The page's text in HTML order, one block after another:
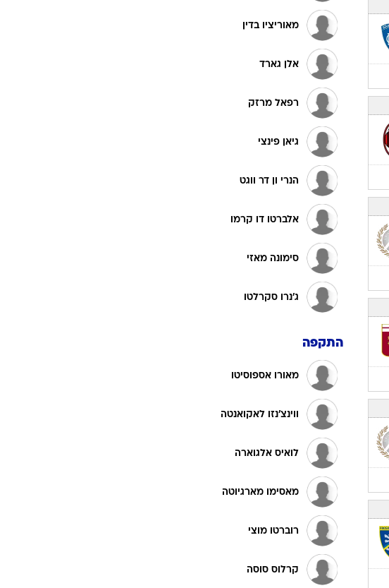
מאוריציו בדין
אלן גארד
רפאל מרזק
גיאן פינצי
הנרי ון דר ווגט
אלברטו דו קרמו
סימונה מאזי
ג'נרו סקרלטו
התקפה
מאורו אספוסיטו
ווינצ'נזו לאקואנטה
לואיס אלגוארה
מאסימו מארגיוטה
רוברטו מוצי
קרלוס סוסה